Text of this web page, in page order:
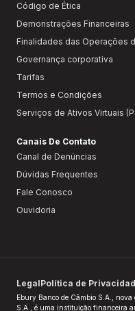
Código de Ética
Demonstrações Financeiras
Finalidades das Operações
Governança corporativa
Tarifas
Termos e Condições
Serviços de Ativos Virtuais
Canais De Contato
Canal de Denúncias
Dúvidas Frequentes
Fale Conosco
Ouvidoria
LegalPolítica de
Ebury Banco de Câmbio S.A.,
S.A., é uma instituição financeira